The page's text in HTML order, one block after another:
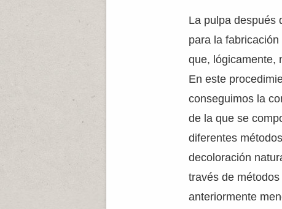
La pulpa después
para la
que, lógicamente,
En este
conseguimos la
de la que se
diferentes
decoloración
través de
anteriormente